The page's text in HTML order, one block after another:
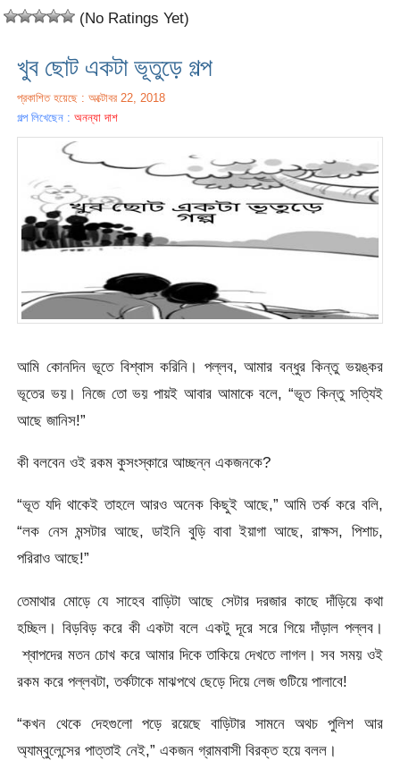
(No Ratings Yet)
খুব ছোট একটা ভূতুড়ে গল্প
প্রকাশিত হয়েছে : অক্টোবর 22, 2018
গল্প লিখেছেন :অনন্যা দাশ
আমি কোনদিন ভূতে বিশ্বাস করিনি। পল্লব, আমার বন্ধুর কিন্তু ভয়ঙ্কর
ভূতের ভয়। নিজে তো ভয় পায়ই আবার আমাকে বলে, “ভূত কিন্তু সত্যিই
আছে জানিস!”
কী বলবেন ওই রকম কুসংস্কারে আচ্ছন্ন একজনকে?
“ভূত যদি থাকেই তাহলে আরও অনেক কিছুই আছে,” আমি তর্ক করে বলি,
“লক নেস মন্সটার আছে, ডাইনি বুড়ি বাবা ইয়াগা আছে, রাক্ষস, পিশাচ,
পরিরাও আছে!”
তেমাথার মোড়ে যে সাহেব বাড়িটা আছে সেটার দরজার কাছে দাঁড়িয়ে কথা
হচ্ছিল। বিড়বিড় করে কী একটা বলে একটু দূরে সরে গিয়ে দাঁড়াল পল্লব।
শ্বাপদের মতন চোখ করে আমার দিকে তাকিয়ে দেখতে লাগল। সব সময় ওই
রকম করে পল্লবটা, তর্কটাকে মাঝপথে ছেড়ে দিয়ে লেজ গুটিয়ে পালাবে!
“কখন থেকে দেহগুলো পড়ে রয়েছে বাড়িটার সামনে অথচ পুলিশ আর
অ্যাম্বুলেন্সের পাত্তাই নেই,” একজন গ্রামবাসী বিরক্ত হয়ে বলল।